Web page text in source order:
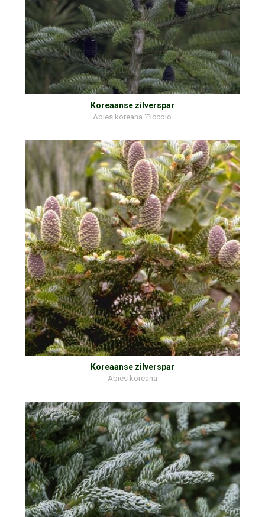
Koreaanse zilverspar
Abies koreana 'Piccolo'
Koreaanse zilverspar
Abies koreana